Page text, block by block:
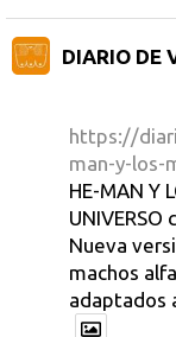
DIARIO DE
https://
man-y-los-
HE-MAN Y
UNIVERSO
Nueva
machos
adaptados